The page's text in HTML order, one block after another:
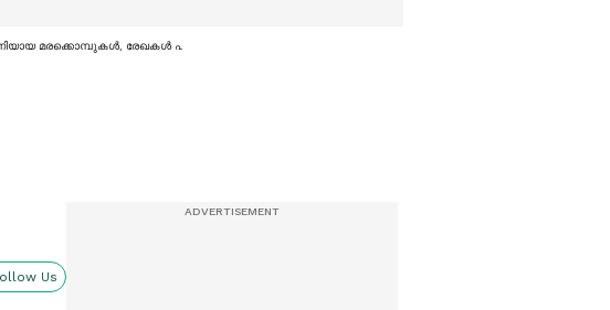
മരക്കൊമ്പുകൾ, രേഖകൾ പുറത്ത്
Us